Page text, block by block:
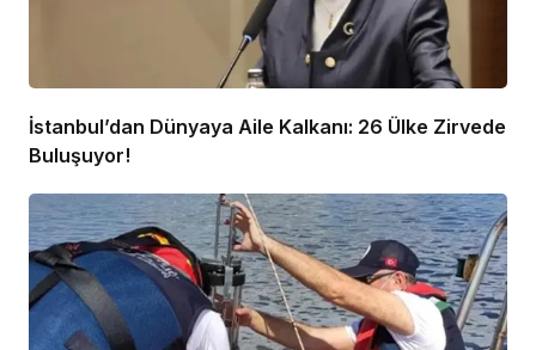
İstanbul’dan Dünyaya Aile Kalkanı: 26 Ülke Zirvede
Buluşuyor!